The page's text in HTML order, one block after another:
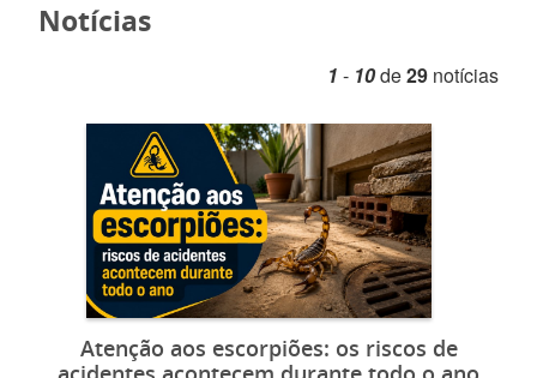
Notícias
1 - 10de29 notícias
Atenção aos escorpiões: os riscos de